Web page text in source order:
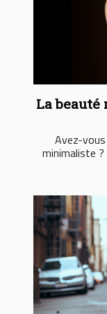
La
Avez-
minimaliste